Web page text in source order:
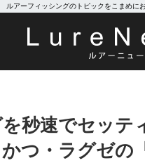
ルアーフィッシングのトピックをこまめに
秒速でセッテ
つ・ラグゼの